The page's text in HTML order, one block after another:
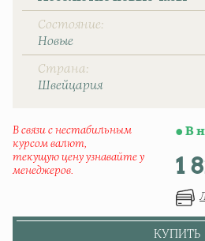
Состояние
Новые
Страна
Швейцаpия
В связи с нестабильным
курсом валют,
текущую цену узнавайте у
менеджеров.
1
В
КУПИТЬ